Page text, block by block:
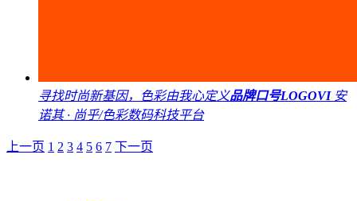
寻找时尚新基因，色彩由我心定义品牌口号LOGOVI 安
诺其 · 尚乎/色彩数码科技平台
上一页 1 2 3 4 5 6 7 下一页